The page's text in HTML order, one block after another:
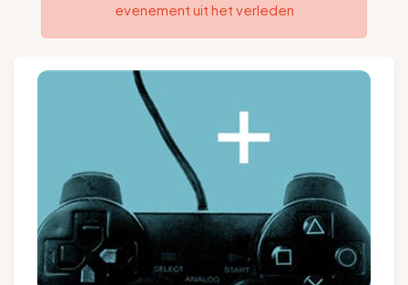
Volg ons
Pers
Groepen en touroperators
evenement uit het verleden